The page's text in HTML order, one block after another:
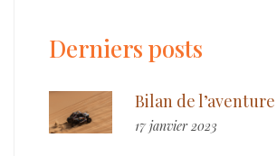
Derniers posts
Bilan de l’aventure
17 janvier 2023